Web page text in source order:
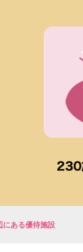
にある優待施設